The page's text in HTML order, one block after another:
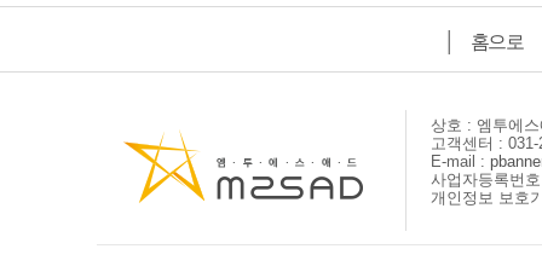
홈으로
상호 : 엠투에
고객센터 : 031-
E-mail :
사업자등록번
개인정보 보호